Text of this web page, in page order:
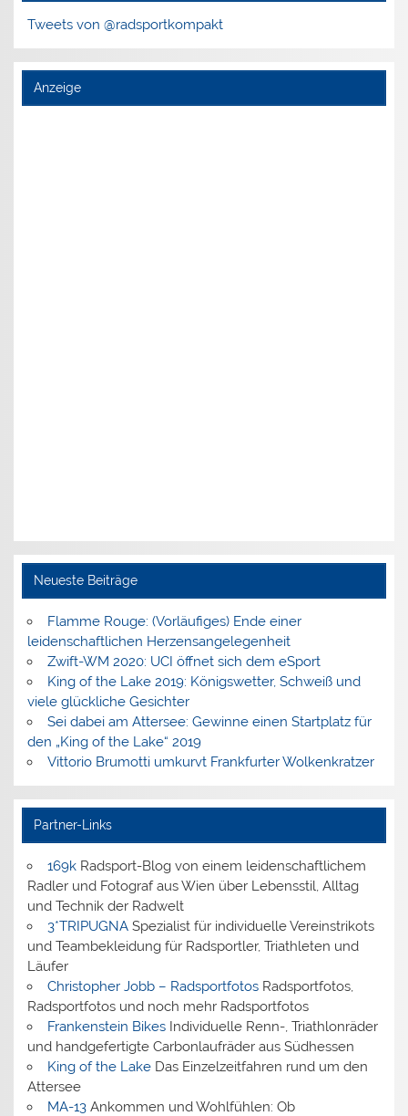
Tweets von @radsportkompakt
Anzeige
Neueste Beiträge
Flamme Rouge: (Vorläufiges) Ende einer
leidenschaftlichen Herzensangelegenheit
Zwift-WM 2020: UCI öffnet sich dem eSport
King of the Lake 2019: Königswetter, Schweiß und
viele glückliche Gesichter
Sei dabei am Attersee: Gewinne einen Startplatz für
den „King of the Lake“ 2019
Vittorio Brumotti umkurvt Frankfurter Wolkenkratzer
Partner-Links
169kRadsport-Blog von einem leidenschaftlichem
Radler und Fotograf aus Wien über Lebensstil, Alltag
und Technik der Radwelt
3*TRIPUGNASpezialist für individuelle Vereinstrikots
und Teambekleidung für Radsportler, Triathleten und
Läufer
Christopher Jobb – RadsportfotosRadsportfotos,
Radsportfotos und noch mehr Radsportfotos
Frankenstein BikesIndividuelle Renn-, Triathlonräder
und handgefertigte Carbonlaufräder aus Südhessen
King of the LakeDas Einzelzeitfahren rund um den
Attersee
MA-13Ankommen und Wohlfühlen: Ob